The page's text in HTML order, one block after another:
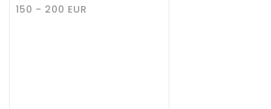
150 - 200 EUR